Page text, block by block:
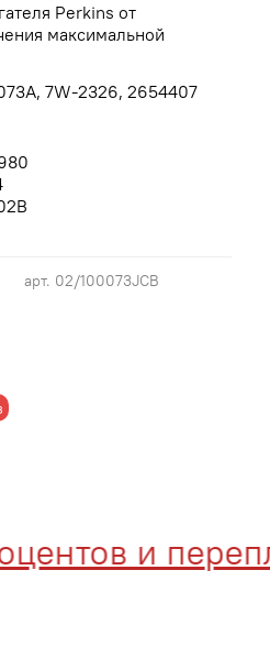
арт. 02/100073JCB
Perkins от
максимальной
7W-2326, 2654407
и переплат